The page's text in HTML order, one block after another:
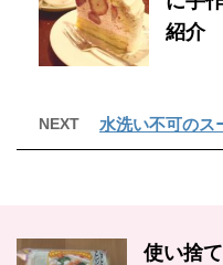
紹介
NEXT 水洗い不可のス
使い捨